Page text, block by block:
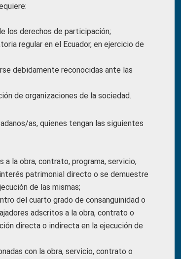
los derechos de participación;
regular en el Ecuador, en ejercicio de
debidamente reconocidas ante las
de organizaciones de la sociedad.
as, quienes tengan las siguientes
la obra, contrato, programa, servicio,
patrimonial directo o se demuestre
de las mismas;
del cuarto grado de consanguinidad o
adscritos a la obra, contrato o
directa o indirecta en la ejecución de
con la obra, servicio, contrato o